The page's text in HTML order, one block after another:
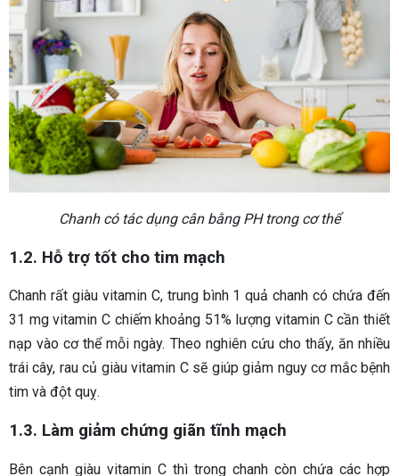
Chanh có tác dụng cân bằng PH trong cơ thể
1.2. Hỗ trợ tốt cho tim mạch
Chanh rất giàu vitamin C, trung bình 1 quả chanh có chứa đến
31 mg vitamin C chiếm khoảng 51% lượng vitamin C cần thiết
nạp vào cơ thể mỗi ngày. Theo nghiên cứu cho thấy, ăn nhiều
trái cây, rau củ giàu vitamin C sẽ giúp giảm nguy cơ mắc bệnh
tim và đột quỵ.
1.3. Làm giảm chứng giãn tĩnh mạch
Bên cạnh giàu vitamin C thì trong chanh còn chứa các hợp